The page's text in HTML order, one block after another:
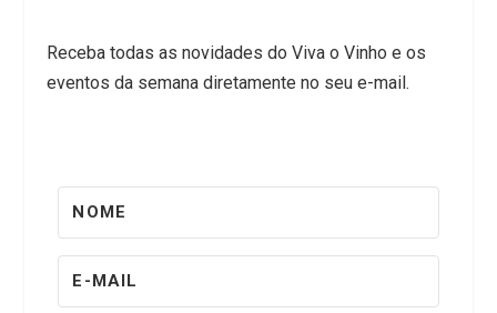
Receba todas as novidades do Viva o Vinho e os
eventos da semana diretamente no seu e-mail.